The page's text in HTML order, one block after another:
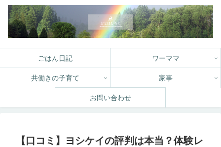
ごはん日記 ワーママ
共働きの子育て 家事
お問い合わせ
【口コミ】ヨシケイの評判は本当？体験レ